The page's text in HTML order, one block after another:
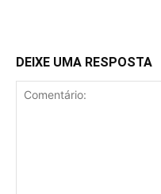
DEIXE UMA RESPOSTA